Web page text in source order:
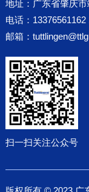
地址：广东省肇庆
电话：13376561162
邮箱：
扫一扫关注公众号